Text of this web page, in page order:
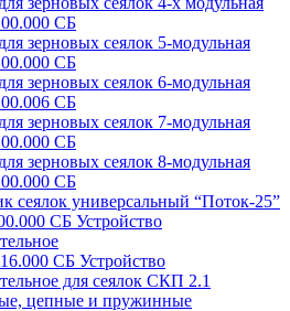
СБ
зерновых сеялок 5-модульная
СБ
зерновых сеялок 6-модульная
СБ
зерновых сеялок 7-модульная
СБ
зерновых сеялок 8-модульная
СБ
сеялок универсальный “Поток-25”
СБ Устройство
СБ Устройство
для сеялок СКП 2.1
цепные и пружинные